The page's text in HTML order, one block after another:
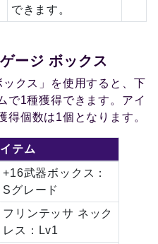
できます。
ージ ボックス
ックス」を使用すると、下
で1種獲得できます。アイ
得個数は1個となります。
テム
+16武器ボックス：
Sグレード
フリンテッサ ネック
レス：Lv1